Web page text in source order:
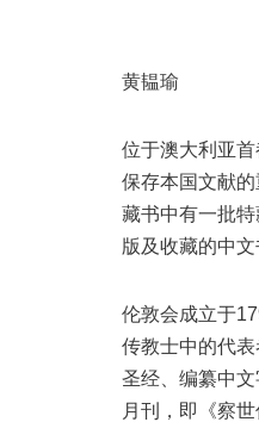
黄韫瑜
位于澳大利亚
保存本国文献
藏书中有一批
版及收藏的中
伦敦会成立于
传教士中的代
圣经、编纂中
月刊，即《察